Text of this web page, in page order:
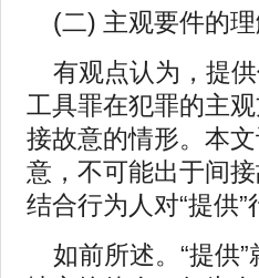
(二) 主观要件的
有观点认为，提
工具罪在犯罪的主
接故意的情形。本
意，不可能出于间
结合行为人对“提供
如前所述。“提供